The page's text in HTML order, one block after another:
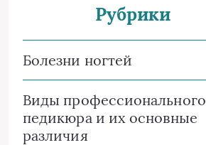
Рубрики
Болезни ногтей
Виды профессионального
педикюра и их основные
различия